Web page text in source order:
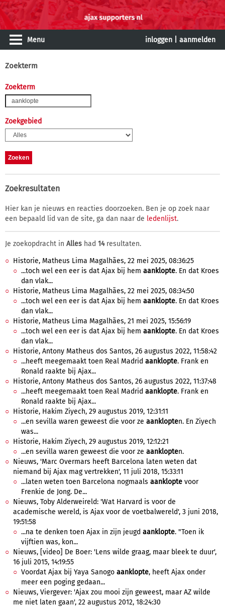
Menu inloggen aanmelden
Zoekterm
Zoekterm
Zoekgebied
Zoekresultaten
Hier kan je nieuws en reacties doorzoeken. Ben je op zoek naar
een bepaald lid van de site, ga dan naar de ledenlijst.
Je zoekopdracht in Alles had 14resultaten.
Historie, Matheus Lima Magalhães, 22 mei 2025, 08:36:25
...toch wel een eer is dat Ajax bij hem aanklopte. En dat Kroes
dan vlak...
Historie, Matheus Lima Magalhães, 22 mei 2025, 08:34:50
...toch wel een eer is dat Ajax bij hem aanklopte. En dat Kroes
dan vlak...
Historie, Matheus Lima Magalhães, 21 mei 2025, 15:56:19
...toch wel een eer is dat Ajax bij hem aanklopte. En dat Kroes
dan vlak...
Historie, Antony Matheus dos Santos, 26 augustus 2022, 11:58:42
...heeft meegemaakt toen Real Madrid aanklopte. Frank en
Ronald raakte bij Ajax...
Historie, Antony Matheus dos Santos, 26 augustus 2022, 11:37:48
...heeft meegemaakt toen Real Madrid aanklopte. Frank en
Ronald raakte bij Ajax...
Historie, Hakim Ziyech, 29 augustus 2019, 12:31:11
...en sevilla waren geweest die voor ze aanklopten. En Ziyech
was...
Historie, Hakim Ziyech, 29 augustus 2019, 12:12:21
...en sevilla waren geweest die voor ze aanklopten.
Nieuws, 'Marc Overmars heeft Barcelona laten weten dat
niemand bij Ajax mag vertrekken', 11 juli 2018, 15:33:11
...laten weten toen Barcelona nogmaals aanklopte voor
Frenkie de Jong. De...
Nieuws, Toby Alderweireld: 'Wat Harvard is voor de
academische wereld, is Ajax voor de voetbalwereld', 3 juni 2018,
19:51:58
...na te denken toen Ajax in zijn jeugd aanklopte. "Toen ik
vijftien was, kon...
Nieuws, [video] De Boer: 'Lens wilde graag, maar bleek te duur',
16 juli 2015, 14:19:55
Voordat Ajax bij Yaya Sanogo aanklopte, heeft Ajax onder
meer een poging gedaan...
Nieuws, Viergever: 'Ajax zou mooi zijn geweest, maar AZ wilde
me niet laten gaan', 22 augustus 2012, 18:24:30